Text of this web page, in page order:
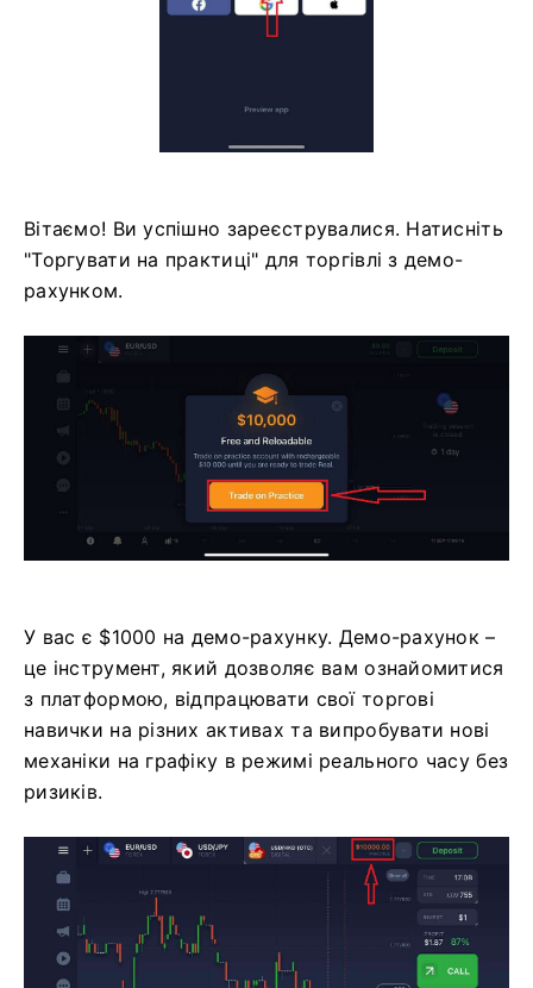
Вітаємо! Ви успішно зареєструвалися. Натисніть
"Торгувати на практиці" для торгівлі з демо-
рахунком.
У вас є $1000 на демо-рахунку. Демо-рахунок –
це інструмент, який дозволяє вам ознайомитися
з платформою, відпрацювати свої торгові
навички на різних активах та випробувати нові
механіки на графіку в режимі реального часу без
ризиків.